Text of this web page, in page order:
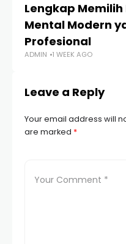
Lengkap
Mental Modern
Profesional
ADMIN 1 WEEK AGO
Leave a Reply
Your email address will
are marked *